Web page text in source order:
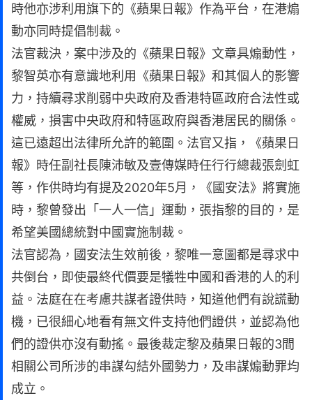
時他亦涉利用旗下的《蘋果日報》作為平台，在港煽
動亦同時提倡制裁。
法官裁決，案中涉及的《蘋果日報》文章具煽動性，
黎智英亦有意識地利用《蘋果日報》和其個人的影響
力，持續尋求削弱中央政府及香港特區政府合法性或
權威，損害中央政府和特區政府與香港居民的關係。
這已遠超出法律所允許的範圍。法官又指，《蘋果日
報》時任副社長陳沛敏及壹傳媒時任行行總裁張劍虹
等，作供時均有提及2020年5月，《國安法》將實施
時，黎曾發出「一人一信」運動，張指黎的目的，是
希望美國總統對中國實施制裁。
法官認為，國安法生效前後，黎唯一意圖都是尋求中
共倒台，即使最終代價要是犠牲中國和香港的人的利
益。法庭在在考慮共謀者證供時，知道他們有說謊動
機，已很細心地看有無文件支持他們證供，並認為他
們的證供亦沒有動搖。最後裁定黎及蘋果日報的3間
相關公司所涉的串謀勾結外國勢力，及串謀煽動罪均
成立。